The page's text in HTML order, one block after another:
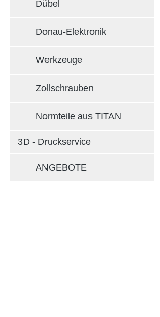
Dübel
Donau-Elektronik
Werkzeuge
Zollschrauben
Normteile aus TITAN
3D - Druckservice
ANGEBOTE